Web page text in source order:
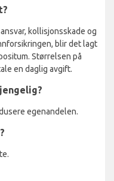
kollisjonsskade og
blir det lagt
Størrelsen på
en daglig avgift.
egenandelen.